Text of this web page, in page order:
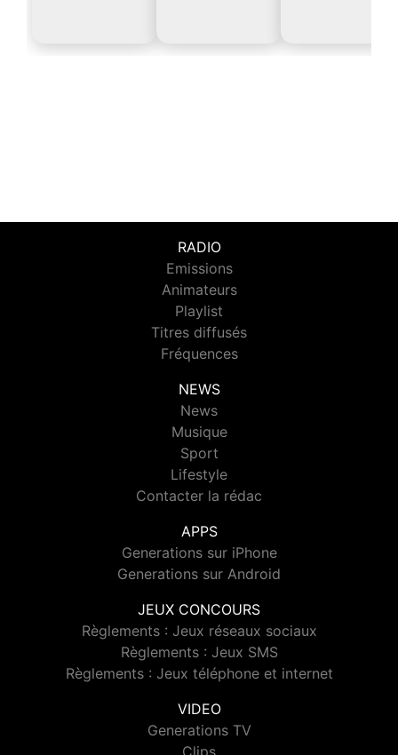
RADIO
Emissions
Animateurs
Playlist
Titres diffusés
Fréquences
NEWS
News
Musique
Sport
Lifestyle
Contacter la rédac
APPS
Generations sur iPhone
Generations sur Android
JEUX CONCOURS
Règlements : Jeux réseaux sociaux
Règlements : Jeux SMS
Règlements : Jeux téléphone et internet
VIDEO
Generations TV